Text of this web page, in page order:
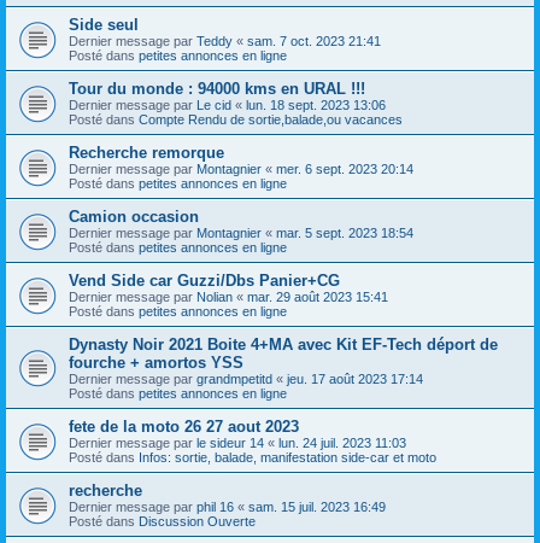
Side seul
Dernier message par Teddy « sam. 7 oct. 2023 21:41
Posté dans petites annonces en ligne
Tour du monde : 94000 kms en URAL !!!
Dernier message par Le cid « lun. 18 sept. 2023 13:06
Posté dans Compte Rendu de sortie,balade,ou vacances
Recherche remorque
Dernier message par Montagnier « mer. 6 sept. 2023 20:14
Posté dans petites annonces en ligne
Camion occasion
Dernier message par Montagnier « mar. 5 sept. 2023 18:54
Posté dans petites annonces en ligne
Vend Side car Guzzi/Dbs Panier+CG
Dernier message par Nolian « mar. 29 août 2023 15:41
Posté dans petites annonces en ligne
Dynasty Noir 2021 Boite 4+MA avec Kit EF-Tech déport de
fourche + amortos YSS
Dernier message par grandmpetitd « jeu. 17 août 2023 17:14
Posté dans petites annonces en ligne
fete de la moto 26 27 aout 2023
Dernier message par le sideur 14 « lun. 24 juil. 2023 11:03
Posté dans Infos: sortie, balade, manifestation side-car et moto
recherche
Dernier message par phil 16 « sam. 15 juil. 2023 16:49
Posté dans Discussion Ouverte